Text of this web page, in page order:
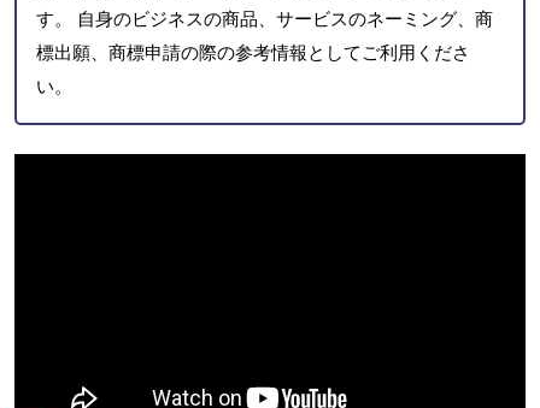
す。 自身のビジネスの商品、サービスのネーミング、商
標出願、商標申請の際の参考情報としてご利用くださ
い。